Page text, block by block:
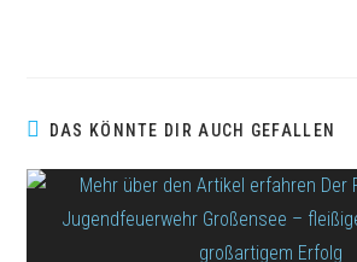
DAS KÖNNTE DIR AUCH GEFALLEN